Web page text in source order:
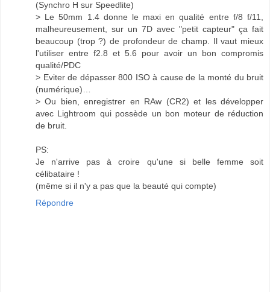
(Synchro H sur Speedlite)
> Le 50mm 1.4 donne le maxi en qualité entre f/8 f/11,
malheureusement, sur un 7D avec "petit capteur" ça fait
beaucoup (trop ?) de profondeur de champ. Il vaut mieux
l'utiliser entre f2.8 et 5.6 pour avoir un bon compromis
qualité/PDC
> Eviter de dépasser 800 ISO à cause de la monté du bruit
(numérique)…
> Ou bien, enregistrer en RAw (CR2) et les développer
avec Lightroom qui possède un bon moteur de réduction
de bruit.
PS:
Je n'arrive pas à croire qu'une si belle femme soit
célibataire !
(même si il n'y a pas que la beauté qui compte)
Répondre